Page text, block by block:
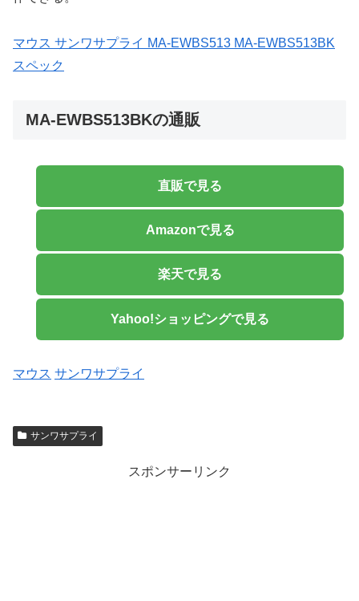
マウス サンワサプライ MA-EWBS513 MA-EWBS513BK
スペック
MA-EWBS513BKの通販
直販で見る
Amazonで見る
楽天で見る
Yahoo!ショッピングで見る
マウス サンワサプライ
サンワサプライ
スポンサーリンク